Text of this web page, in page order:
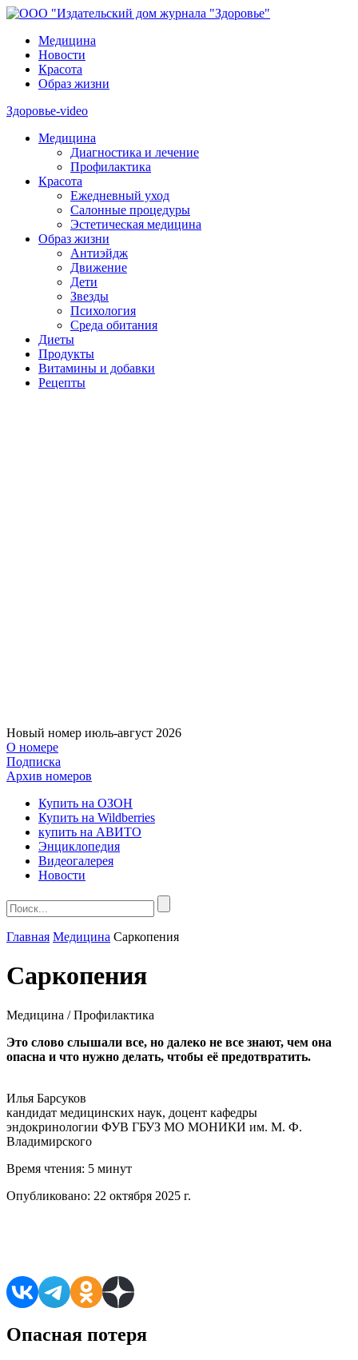
Медицина
Новости
Красота
Образ жизни
Здоровье-video
Медицина
Диагностика и лечение
Профилактика
Красота
Ежедневный уход
Салонные процедуры
Эстетическая медицина
Образ жизни
Антиэйдж
Движение
Дети
Звезды
Психология
Среда обитания
Диеты
Продукты
Витамины и добавки
Рецепты
Новый номер июль-август 2026
О номере
Подписка
Архив номеров
Купить на ОЗОН
Купить на Wildberries
купить на АВИТО
Энциклопедия
Видеогалерея
Новости
Главная Медицина Cаркопения
Cаркопения
Медицина / Профилактика
Это слово слышали все, но далеко не все знают, чем она
опасна и что нужно делать, чтобы её предотвратить.
Илья Барсуков
кандидат медицинских наук, доцент кафедры
эндокринологии ФУВ ГБУЗ МО МОНИКИ им. М. Ф.
Владимирского
Время чтения: 5 минут
Опубликовано: 22 октября 2025 г.
Опасная потеря